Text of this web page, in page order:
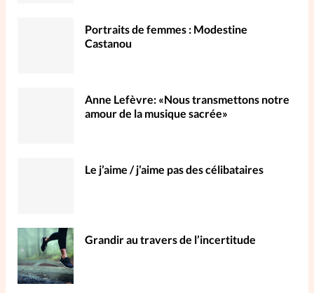
Portraits de femmes : Modestine
Castanou
Anne Lefèvre: «Nous transmettons notre
amour de la musique sacrée»
Le j’aime / j’aime pas des célibataires
Grandir au travers de l’incertitude